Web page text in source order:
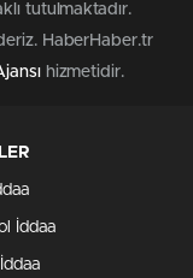
tutulmaktadır.
HaberHaber.tr
hizmetidir.
İddaa